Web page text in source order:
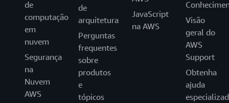
de
computação
em
nuvem
Segurança
na
Nuvem
AWS
de
arquitetura
Perguntas
frequentes
sobre
produtos
e
tópicos
JavaScript
na AWS
Visão
geral do
AWS
Support
Obtenha
ajuda